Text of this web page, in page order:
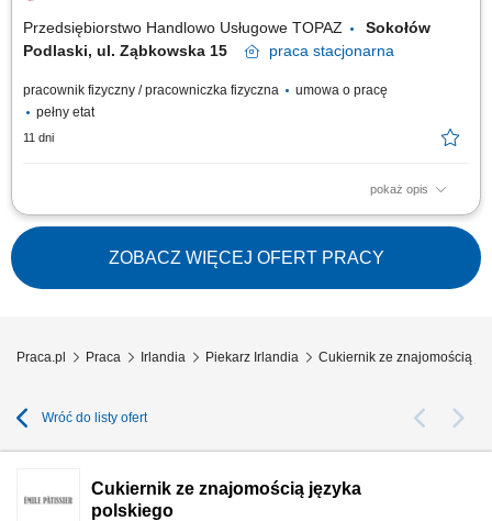
Przedsiębiorstwo Handlowo Usługowe TOPAZ
Sokołów
Podlaski, ul. Ząbkowska 15
praca stacjonarna
pracownik fizyczny / pracowniczka fizyczna
umowa o pracę
pełny etat
11 dni
pokaż opis
Zadania: Produkcja i pieczenie chlebów, bułek oraz innych wyrobów
piekarniczych zgodnie z ustalonymi procedurami. Obsługa maszyn i
urządzeń piekarniczych. Dbałość o wysoką jakość produktów.
Przygotowanie surowca na kolejną zmianę. Współpraca z zespołem
piekarni w zakresie...
ZOBACZ WIĘCEJ OFERT PRACY
Praca.pl Praca Irlandia Piekarz Irlandia Cukiernik ze znajomością
Wróć do listy ofert
Cukiernik ze znajomością języka
polskiego